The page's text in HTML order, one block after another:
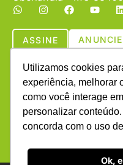
Utilizamos cookies
experiência, melhorar
como você interage
personalizar
concorda com o uso
Ok,
ASSINE ANUNCIE
Copyright © (1990 - 2026)
direitos reservados. É
página em qualquer meio de